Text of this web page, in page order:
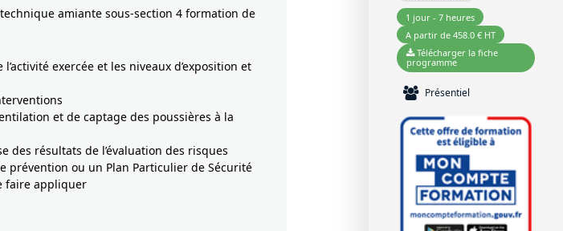
amiante sous-section 4 formation de
exercée et les niveaux d’exposition et
et de captage des poussières à la
des résultats de l’évaluation des risques
prévention ou un Plan Particulier de Sécurité
faire appliquer
1 jour - 7 heures
A partir de 458.0 € HT
Télécharger la fiche
programme
Présentiel